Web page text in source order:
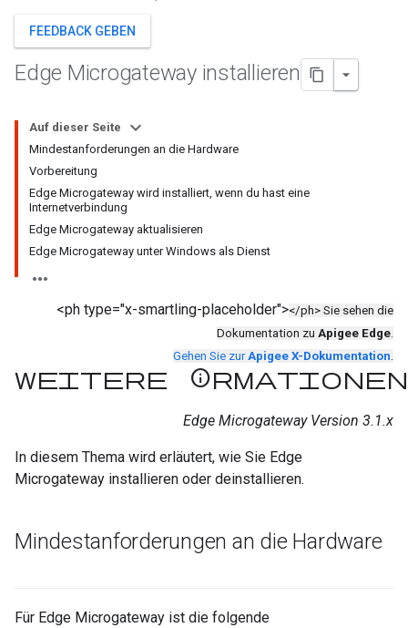
FEEDBACK GEBEN
Edge Microgateway installieren
Auf dieser Seite
Mindestanforderungen an die Hardware
Vorbereitung
Edge Microgateway wird installiert, wenn du hast eine
Internetverbindung
Edge Microgateway aktualisieren
Edge Microgateway unter Windows als Dienst
<ph type="x-smartling-placeholder"></ph> Sie sehen die
Dokumentation zu Apigee Edge.
Gehen Sie zurApigee X-Dokumentation.
Weitere Informationen
Edge Microgateway Version 3.1.x
In diesem Thema wird erläutert, wie Sie Edge
Microgateway installieren oder deinstallieren.
Mindestanforderungen an die Hardware
Für Edge Microgateway ist die folgende